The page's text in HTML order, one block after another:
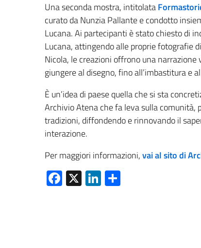
Una seconda mostra, intitolata
curato da Nunzia Pallante e condotto
Lucana. Ai partecipanti è stato chiesto di
Lucana, attingendo alle proprie fotografie
Nicola, le creazioni offrono una
giungere al disegno, fino all’imbastitura e
È un’idea di paese quella che si sta
Archivio Atena che fa leva sulla comunità,
tradizioni, diffondendo e rinnovando il
interazione.
Per maggiori informazioni,vai al sito di
Facebook
X LinkedIn